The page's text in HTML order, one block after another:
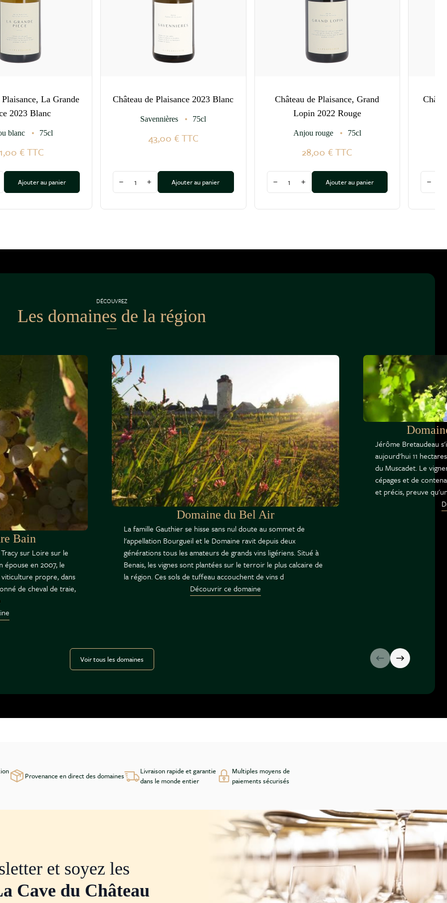
Plaisance, La Grande
2023 Blanc
blanc 75cl
€TTC
quantitéla quantité
Ajouter au panier
Château de Plaisance 2023 Blanc
Savennières 75cl
43,00 €TTC
Diminuer la quantité
Augmenter la quantité
Ajouter au panier
Château de Plaisance, Grand
Lopin 2022 Rouge
Anjou rouge 75cl
28,00 € TTC
Diminuer la quantité
Augmenter la quantité
Ajouter au panier
DÉCOUVREZ
Les domaines de la région
Bain
sur Loire sur le
épouse en 2007, le
propre, dans
de cheval de traie,
Domaine du Bel Air
La famille Gauthier se hisse sans nul doute au sommet de
l'appellation Bourgueil et le Domaine ravit depuis deux
générations tous les amateurs de grands vins ligériens. Situé à
Benais, les vignes sont plantées sur le terroir le plus calcaire de
la région. Ces sols de tuffeau accouchent de vins d
Découvrir ce domaine
Jérôme Bretaudeau
aujourd'hui 11
du Muscadet. Le
cépages et de
et précis, preuve
Voir tous les domaines
Provenance en direct des domaines
Livraison rapide et garantie
dans le monde entier
Multiples moyens de
paiements sécurisés
et soyez les
Cave du Château